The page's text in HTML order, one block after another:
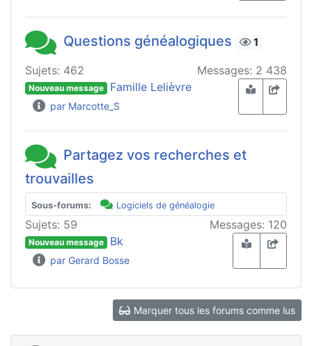
Questions généalogiques 1
Sujets: 462 Messages: 2 438
Nouveau message Famille Lelièvre
par Marcotte_S
Partagez vos recherches et
trouvailles
Sous-forums: Logiciels de généalogie
Sujets: 59 Messages: 120
Nouveau message Bk
par Gerard Bosse
Marquer tous les forums comme lus